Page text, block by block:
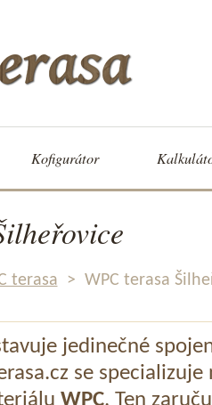
Kofigurátor
terasa > WPC terasa
jedinečné
se specializuje